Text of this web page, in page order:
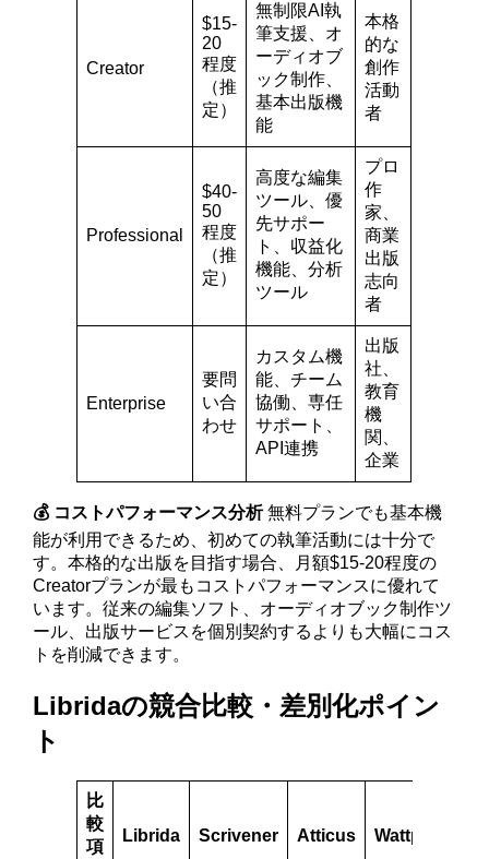
Creator
$15-
20
程度
（推
定）
無制限AI執
筆支援、オ
ーディオブ
ック制作、
基本出版機
能
本格
的な
創作
活動
者
Professional
$40-
50
程度
（推
定）
高度な編集
ツール、優
先サポー
ト、収益化
機能、分析
ツール
プロ
作
家、
商業
出版
志向
者
Enterprise
要問
い合
わせ
カスタム機
能、チーム
協働、専任
サポート、
API連携
出版
社、
教育
機
関、
企業
💰 コストパフォーマンス分析無料プランでも基本機
能が利用できるため、初めての執筆活動には十分で
す。本格的な出版を目指す場合、月額$15-20程度の
Creatorプランが最もコストパフォーマンスに優れて
います。従来の編集ソフト、オーディオブック制作ツ
ール、出版サービスを個別契約するよりも大幅にコス
トを削減できます。
Libridaの競合比較・差別化ポイン
ト
比
較
項
Librida Scrivener Atticus Wattpad